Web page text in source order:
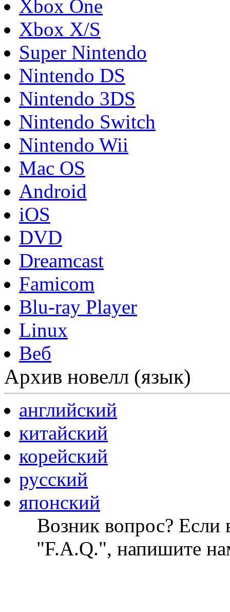
Xbox One
Xbox X/S
Super Nintendo
Nintendo DS
Nintendo 3DS
Nintendo Switch
Nintendo Wii
Mac OS
Android
iOS
DVD
Dreamcast
Famicom
Blu-ray Player
Linux
Веб
Архив новелл (язык)
английский
китайский
корейский
русский
японский
Возник вопрос? Если
"F.A.Q.", напишите